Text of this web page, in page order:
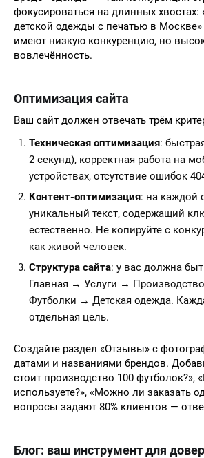
фокусироваться на длинных хвостах:
детской одежды с печатью в
имеют низкую конкуренцию, но
вовлечённость.
Оптимизация сайта
Ваш сайт должен отвечать трём
Техническая оптимизация:
2 секунд), корректная работа на
устройствах, отсутствие ошибок
Контент-оптимизация: на каждой
уникальный текст, содержащий
естественно. Не копируйте с
как живой человек.
Структура сайта: у вас должна
Главная → Услуги →
Футболки → Детская одежда.
отдельная цель.
Создайте раздел «Отзывы» с
датами и названиями брендов.
стоит производство 100 футболок?»,
используете?», «Можно ли заказать
вопросы задают 80% клиентов —
Блог: ваш инструмент для